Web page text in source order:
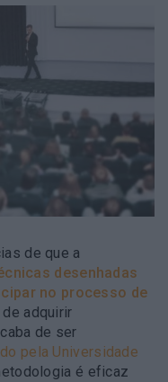
de que a
desenhadas
no processo de
adquirir
de ser
pela Universidade
é eficaz